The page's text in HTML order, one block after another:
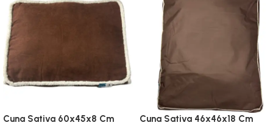
Cuna Sativa 60x45x8 Cm Cuna Sativa 46x46x18 Cm